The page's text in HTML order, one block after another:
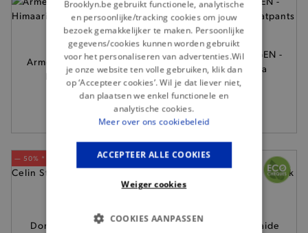
Armed Angels - Grijze
Himaari broek
89,90
MSCH COPENHAGEN -
Ecru Taia Briena
sweatpants
69,95
— 50% *
BY BAR -
Donkergroene Celin
— 50% *
Donkergroene Haide
Brooklyn.be gebruikt functionele, analytische
en persoonlijke/tracking cookies om jouw
bezoek gemakkelijker te maken. Persoonlijke
gegevens/cookies kunnen worden gebruikt
voor het personaliseren van advertenties.Wil
je onze website ten volle gebruiken, klik dan
op ‘Accepteer cookies’. Wil je dat liever niet,
dan plaatsen we enkel functionele en
analytische cookies.
Meer over ons cookiebeleid
ACCEPTEER ALLE COOKIES
Weiger cookies
COOKIES AANPASSEN